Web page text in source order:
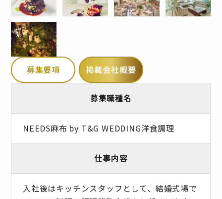
募集要項 掲載会社概要
募集職種名
NEEDS麻布 by T&G WEDDING洋食調理
仕事内容
入社後はキッチンスタッフとして、結婚式場で